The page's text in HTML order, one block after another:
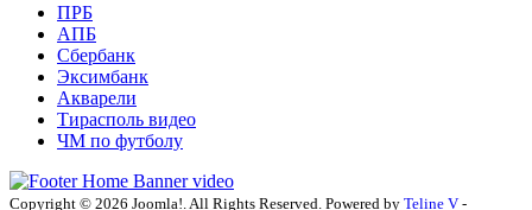
ПРБ
АПБ
Сбербанк
Эксимбанк
Акварели
Тирасполь видео
ЧМ по футболу
Copyright © 2026 Joomla!. All Rights Reserved. Powered by Teline V -